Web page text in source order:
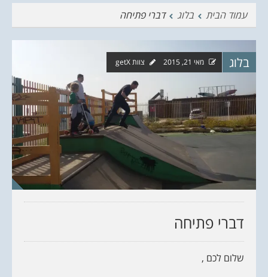
עמוד הבית
בלוג דברי פתיחה
בלוג מאי 21, 2015 צוות getX
דברי פתיחה
שלום לכם ,